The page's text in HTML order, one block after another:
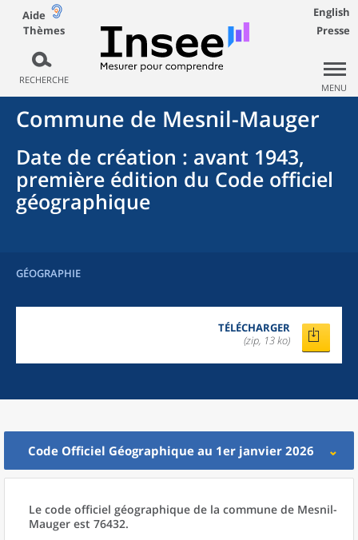
Aide
Thèmes
RECHERCHE
English
Presse
MENU
Commune de Mesnil-Mauger
Date de création : avant 1943,
première édition du Code officiel
géographique
GÉOGRAPHIE
TÉLÉCHARGER
(zip, 13 ko)
Code Officiel Géographique au 1er janvier 2026
Le code officiel géographique de la commune de Mesnil-
Mauger est 76432.